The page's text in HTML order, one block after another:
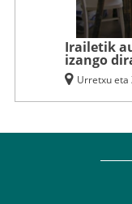
Irailetik
izango
Urretxu eta